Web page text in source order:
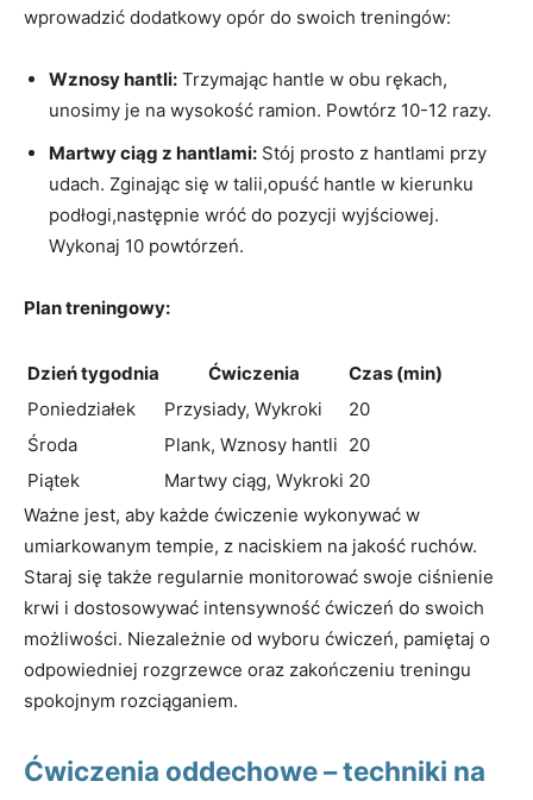
wprowadzić dodatkowy opór do swoich treningów:
Wznosy hantli: Trzymając hantle w obu rękach,
unosimy je na wysokość ramion. Powtórz 10-12 razy.
Martwy ciąg z hantlami: Stój prosto z hantlami przy
udach. Zginając się w talii,opuść hantle w kierunku
podłogi,następnie wróć do pozycji wyjściowej.
Wykonaj 10 powtórzeń.
Plan treningowy:
Dzień tygodnia Ćwiczenia
Czas (min)
Poniedziałek
Przysiady, Wykroki
20
Środa
Plank, Wznosy hantli 20
Piątek
Martwy ciąg, Wykroki 20
Ważne jest, aby każde ćwiczenie wykonywać w
umiarkowanym tempie, z naciskiem na jakość ruchów.
Staraj się także regularnie monitorować swoje ciśnienie
krwi i dostosowywać intensywność ćwiczeń do swoich
możliwości. Niezależnie od wyboru ćwiczeń, pamiętaj o
odpowiedniej rozgrzewce oraz zakończeniu treningu
spokojnym rozciąganiem.
Ćwiczenia oddechowe – techniki na